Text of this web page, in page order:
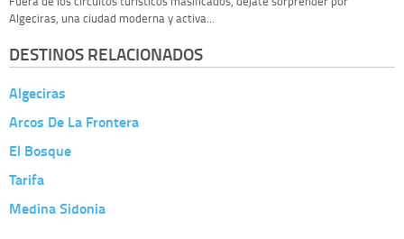
Algeciras, una ciudad moderna y activa...
DESTINOS RELACIONADOS
Algeciras
Arcos De La Frontera
El Bosque
Tarifa
Medina Sidonia